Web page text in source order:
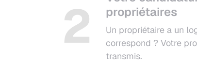
2
propriétaires
Un propriétaire a un
correspond ? Votre
transmis.